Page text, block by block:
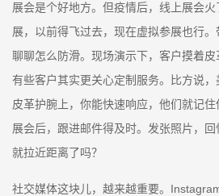
展会是个好地方。但疫情后，线上展会
展，以前得飞过去，现在虚拟参展也行。
聊聊怎么防滑。现场演示下，客户摸着皮
有些客户其实更关心定制服务。比方说
皮革护腕上，你能快速响应，他们就记住
展会后，跟进邮件得及时。发张照片，
就拉近距离了吗？
社交媒体这块儿，越来越重要。